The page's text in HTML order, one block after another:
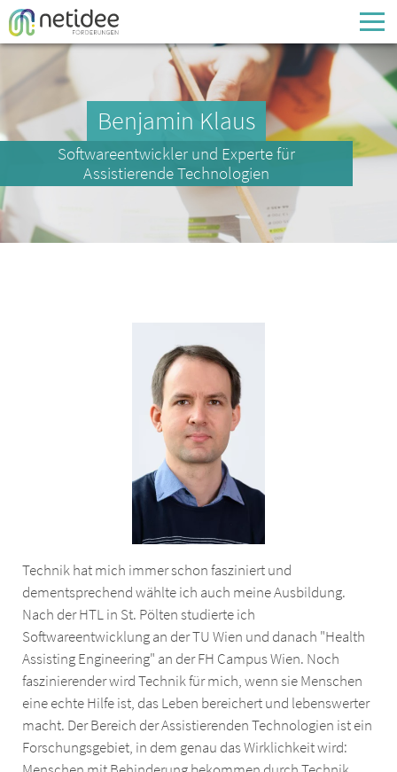
Enter your username or email address
Passwort
Passwort vergessen
Benjamin Klaus
Softwareentwickler und Experte für
Assistierende Technologien
Technik hat mich immer schon fasziniert und
dementsprechend wählte ich auch meine Ausbildung.
Nach der HTL in St. Pölten studierte ich
Softwareentwicklung an der TU Wien und danach "Health
Assisting Engineering" an der FH Campus Wien. Noch
faszinierender wird Technik für mich, wenn sie Menschen
eine echte Hilfe ist, das Leben bereichert und lebenswerter
macht. Der Bereich der Assistierenden Technologien ist ein
Forschungsgebiet, in dem genau das Wirklichkeit wird: